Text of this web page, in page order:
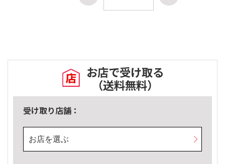
お店で受け取る
（送料無料）
受け取り店舗：
お店を選ぶ